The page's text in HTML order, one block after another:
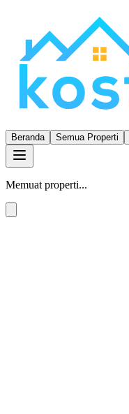
Beranda Semua Properti
Memuat properti...